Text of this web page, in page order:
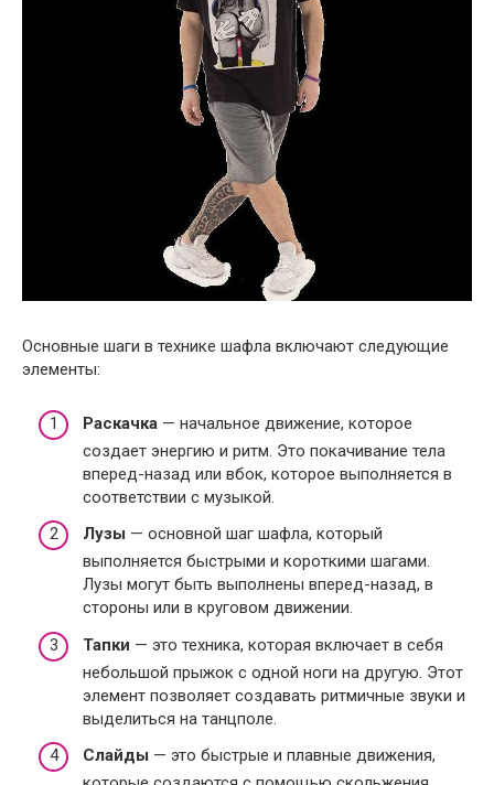
Основные шаги в технике шафла включают следующие
элементы:
Раскачка — начальное движение, которое
создает энергию и ритм. Это покачивание тела
вперед-назад или вбок, которое выполняется в
соответствии с музыкой.
Лузы — основной шаг шафла, который
выполняется быстрыми и короткими шагами.
Лузы могут быть выполнены вперед-назад, в
стороны или в круговом движении.
Тапки — это техника, которая включает в себя
небольшой прыжок с одной ноги на другую. Этот
элемент позволяет создавать ритмичные звуки и
выделиться на танцполе.
Слайды — это быстрые и плавные движения,